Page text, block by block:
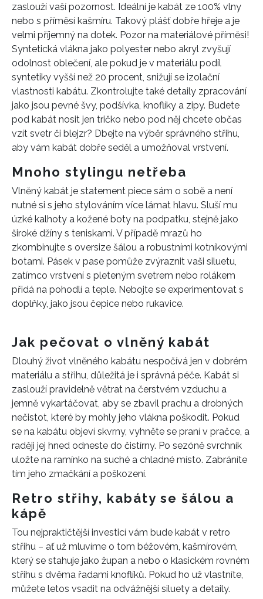
zaslouží vaší pozornost. Ideální je kabát ze 100% vlny
nebo s příměsí kašmíru. Takový plášť dobře hřeje a je
velmi příjemný na dotek. Pozor na materiálové příměsi!
Syntetická vlákna jako polyester nebo akryl zvyšují
odolnost oblečení, ale pokud je v materiálu podíl
syntetiky vyšší než 20 procent, snižují se izolační
vlastnosti kabátu. Zkontrolujte také detaily zpracování
jako jsou pevné švy, podšívka, knoflíky a zipy. Budete
pod kabát nosit jen tričko nebo pod něj chcete občas
vzít svetr či blejzr? Dbejte na výběr správného střihu,
aby vám kabát dobře seděl a umožňoval vrstvení.
Mnoho stylingu netřeba
Vlněný kabát je statement piece sám o sobě a není
nutné si s jeho stylováním více lámat hlavu. Sluší mu
úzké kalhoty a kožené boty na podpatku, stejně jako
široké džíny s teniskami. V případě mrazů ho
zkombinujte s oversize šálou a robustními kotníkovými
botami. Pásek v pase pomůže zvýraznit vaši siluetu,
zatímco vrstvení s pleteným svetrem nebo rolákem
přidá na pohodlí a teple. Nebojte se experimentovat s
doplňky, jako jsou čepice nebo rukavice.
Jak pečovat o vlněný kabát
Dlouhý život vlněného kabátu nespočívá jen v dobrém
materiálu a střihu, důležitá je i správná péče. Kabát si
zaslouží pravidelně větrat na čerstvém vzduchu a
jemně vykartáčovat, aby se zbavil prachu a drobných
nečistot, které by mohly jeho vlákna poškodit. Pokud
se na kabátu objeví skvrny, vyhněte se praní v pračce, a
raději jej hned odneste do čistírny. Po sezóně svrchník
uložte na ramínko na suché a chladné místo. Zabráníte
tím jeho zmačkání a poškození.
Retro střihy, kabáty se šálou a
kápě
Tou nejpraktičtější investicí vám bude kabát v retro
střihu – ať už mluvíme o tom béžovém, kašmírovém,
který se stahuje jako župan a nebo o klasickém rovném
střihu s dvěma řadami knoflíků. Pokud ho už vlastníte,
můžete letos vsadit na odvážnější siluety a detaily.